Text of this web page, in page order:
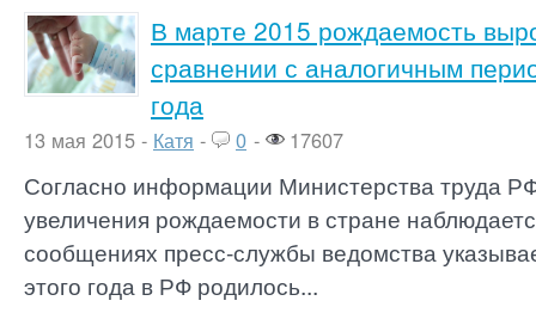
В марте 2015 рождаемость
сравнении с аналогичным
года
13 мая 2015 - Катя - 0 - 17607
Согласно информации Министерства труда
увеличения рождаемости в стране
сообщениях пресс-службы ведомства
этого года в РФ родилось...